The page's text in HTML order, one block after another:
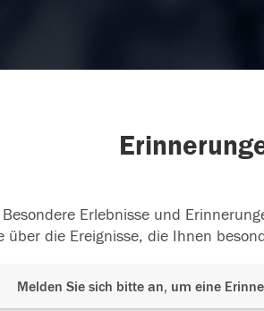
Besondere Erlebnisse und
über die Ereignisse, die Ihnen
Melden Sie sich bitte an, um eine